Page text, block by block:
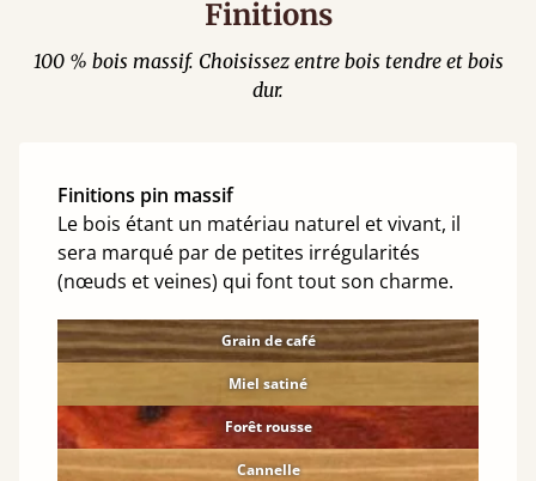
Finitions
100 % bois massif. Choisissez entre bois tendre et bois
dur.
Finitions pin massif
Le bois étant un matériau naturel et vivant, il
sera marqué par de petites irrégularités
(nœuds et veines) qui font tout son charme.
Grain de café
Miel satiné
Forêt rousse
Cannelle